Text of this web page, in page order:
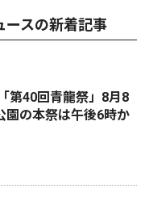
ースの新着記事
第40回青龍祭」8月8
園の本祭は午後6時か